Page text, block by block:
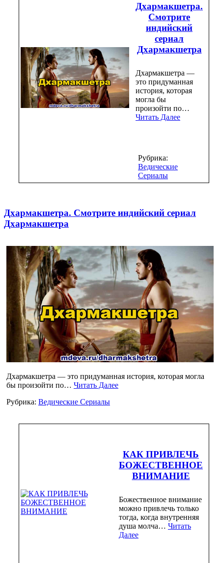
Дхармакшетра.
Смотрите
индийский
сериал
Дхармакшетра
Дхармакшетра —
это придуманная
история, которая
могла бы
произойти по…
Читать Далее
Рубрика:
Ведические
Сериалы
Дхармакшетра. Смотрите индийский сериал
Дхармакшетра
Дхармакшетра — это придуманная история, которая могла
бы произойти по… Читать Далее
Рубрика: Ведические Сериалы
КАК ПРИВЛЕЧЬ
БОЖЕСТВЕННОЕ
ВНИМАНИЕ
Божественное внимание
можно привлечь только
тогда, когда внутренняя
душа молча… Читать
Далее